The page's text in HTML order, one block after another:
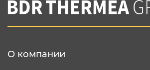
Вы соглашаетесь с нашей
конфеденциальности
О компании